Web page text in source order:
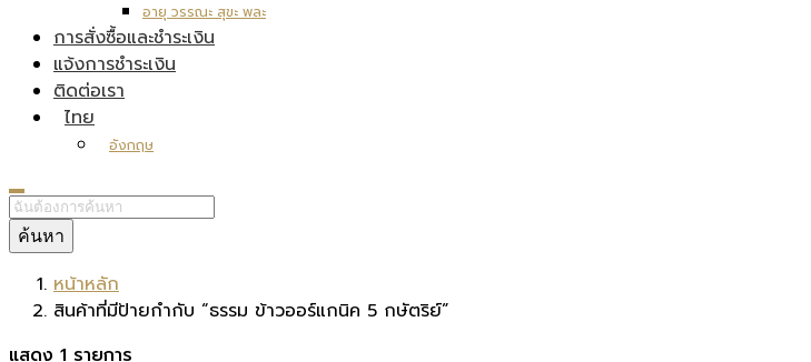
อายุ วรรณะ สุขะ พละ
การสั่งซื้อและชำระเงิน
แจ้งการชำระเงิน
ติดต่อเรา
ไทย
อังกฤษ
ค้นหา
หน้าหลัก
สินค้าที่มีป้ายกำกับ “ธรรม ข้าวออร์แกนิค 5 กษัตริย์”
แสดง 1 รายการ